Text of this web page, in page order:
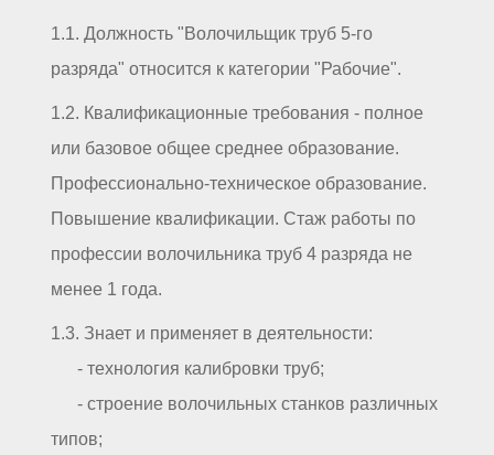
1.1. Должность "Волочильщик труб 5-го
разряда" относится к категории "Рабочие".
1.2. Квалификационные требования - полное
или базовое общее среднее образование.
Профессионально-техническое образование.
Повышение квалификации. Стаж работы по
профессии волочильника труб 4 разряда не
менее 1 года.
1.3. Знает и применяет в деятельности:
- технология калибровки труб;
- строение волочильных станков различных
типов;